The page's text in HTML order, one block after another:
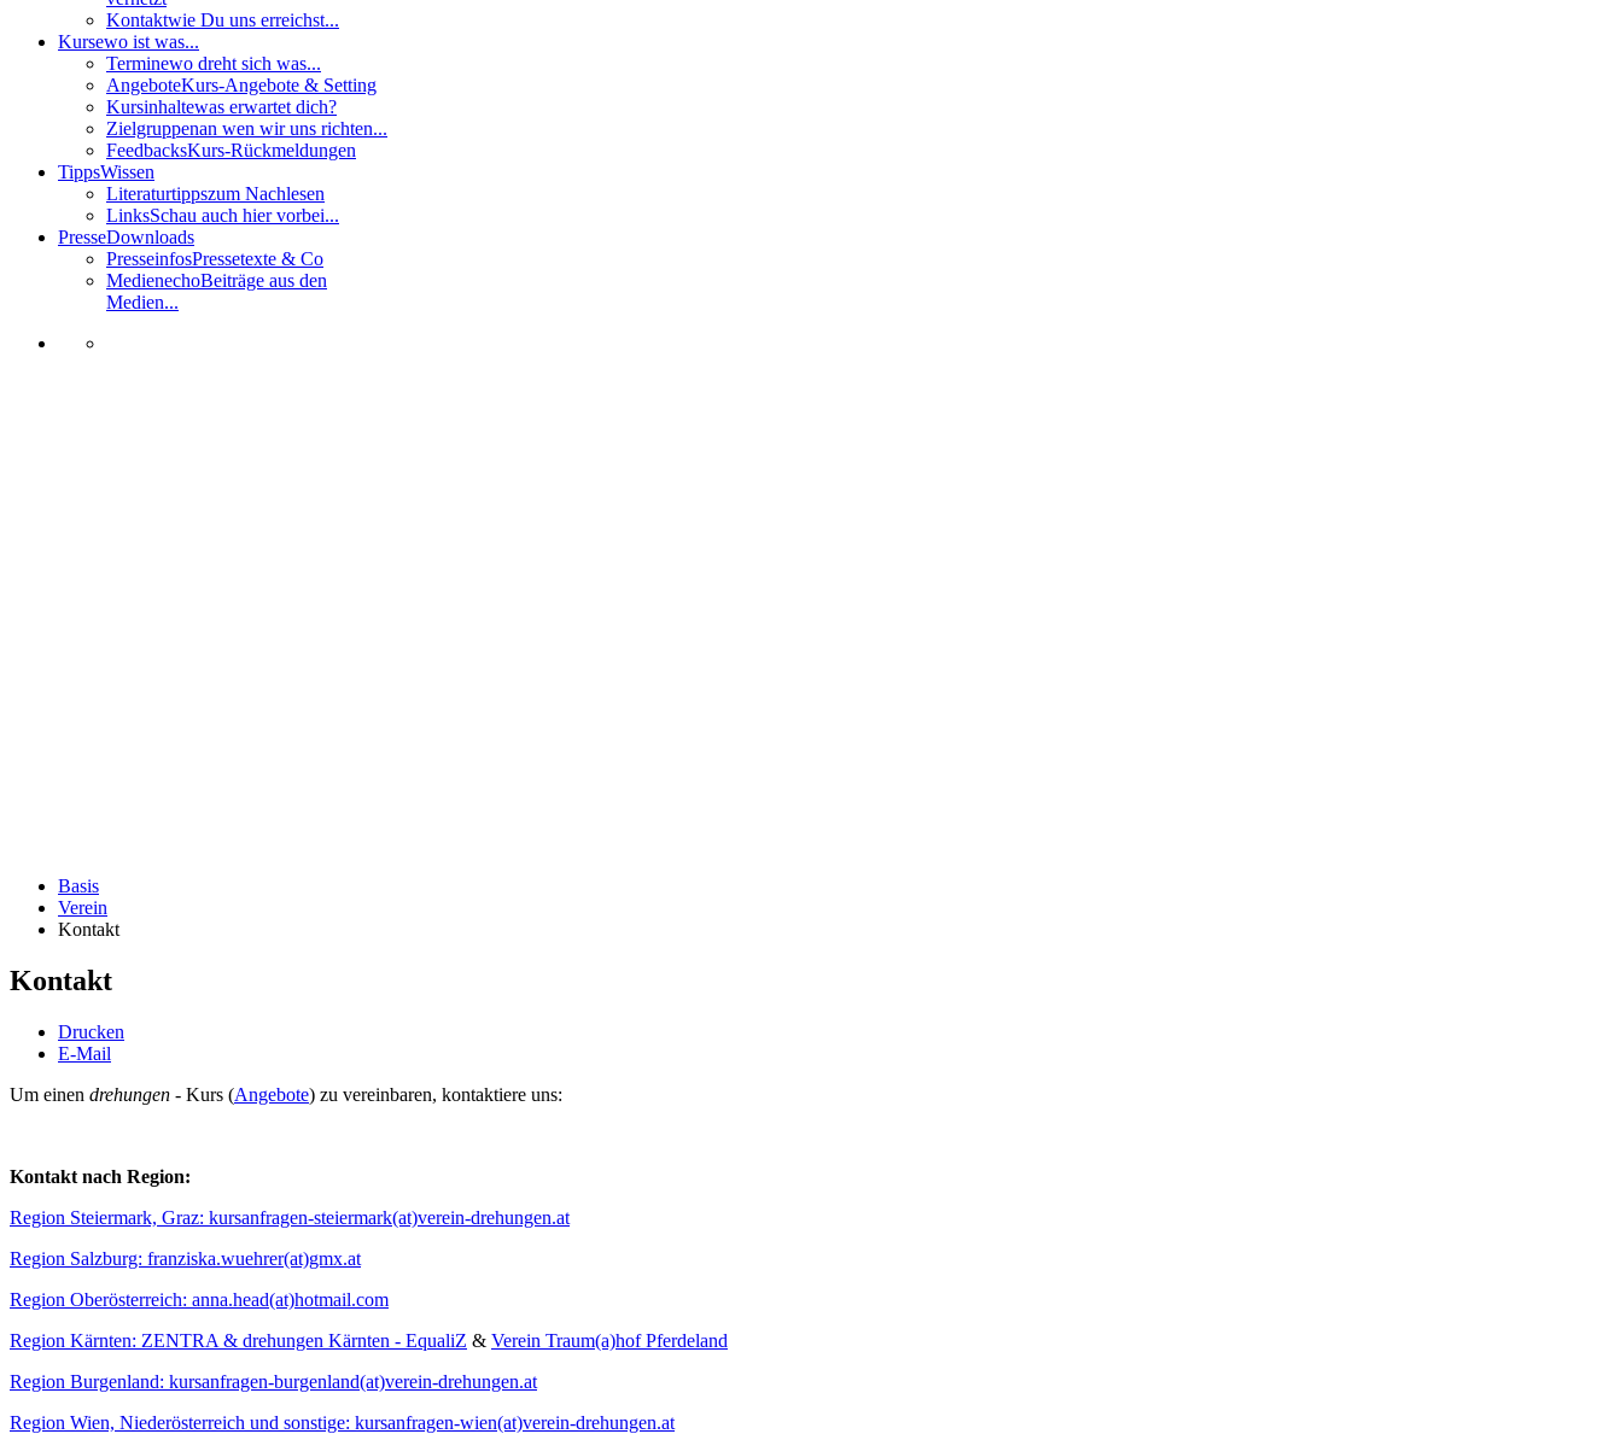
Kontaktwie Du uns erreichst...
Kursewo ist was...
Terminewo dreht sich was...
AngeboteKurs-Angebote & Setting
Kursinhaltewas erwartet dich?
Zielgruppenan wen wir uns richten...
FeedbacksKurs-Rückmeldungen
TippsWissen
Literaturtippszum Nachlesen
LinksSchau auch hier vorbei...
PresseDownloads
PresseinfosPressetexte & Co
MedienechoBeiträge aus den
Medien...
Basis
Verein
Kontakt
Kontakt
Drucken
E-Mail
Um einen drehungen - Kurs (Angebote) zu vereinbaren, kontaktiere uns:
Kontakt nach Region:
Region Steiermark, Graz: kursanfragen-steiermark(at)verein-drehungen.at
Region Salzburg: franziska.wuehrer(at)gmx.at
Region Oberösterreich: anna.head(at)hotmail.com
Region Kärnten: ZENTRA & drehungen Kärnten - EqualiZ & Verein Traum(a)hof Pferdeland
Region Burgenland: kursanfragen-burgenland(at)verein-drehungen.at
Region Wien, Niederösterreich und sonstige: kursanfragen-wien(at)verein-drehungen.at